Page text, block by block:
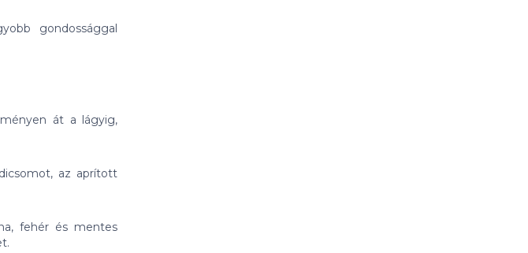
gondossággal
át a lágyig,
az aprított
fehér és mentes